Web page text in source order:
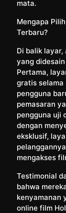
mata.
Mengapa
Terbaru?
Di balik
yang
Pertama,
gratis selama
pengguna
pemasaran
pengguna uji
dengan
eksklusif,
mengakses
Testimonial
bahwa
kenyamanan
online film